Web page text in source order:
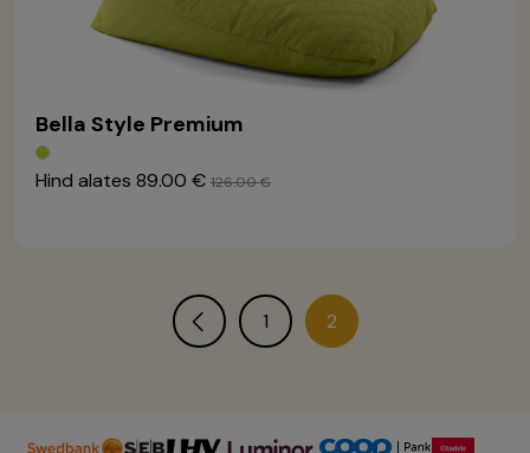
Bella Style Premium
Hind alates 89.00 € 126.00 €
1 2